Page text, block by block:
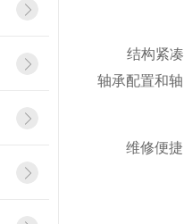
结构紧凑、
轴承配置和
维修便捷：